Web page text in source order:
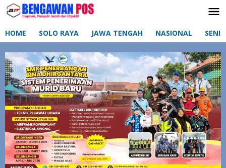
Lewati
ke
HOME SOLO RAYA JAWA TENGAH NASIONAL SENI